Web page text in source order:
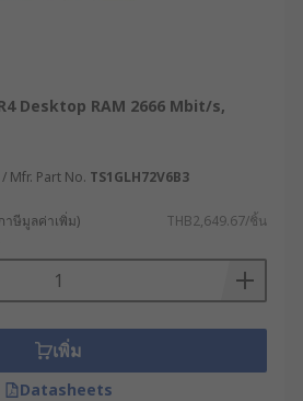
Desktop RAM 2666 Mbit/s,
Mfr. Part No. TS1GLH72V6B3
าษีมูลค่าเพิ่ม) THB2,649.67/ชิ้น
เพิ่ม
Datasheets